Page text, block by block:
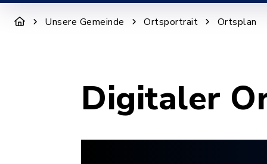
Unsere Gemeinde Ortsportrait Ortsplan
Digitaler